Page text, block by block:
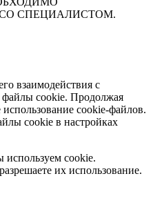
СПЕЦИАЛИСТОМ.
взаимодействия с
файлы cookie. Продолжая
cookie-файлов.
cookie в настройках
используем cookie.
их использование.